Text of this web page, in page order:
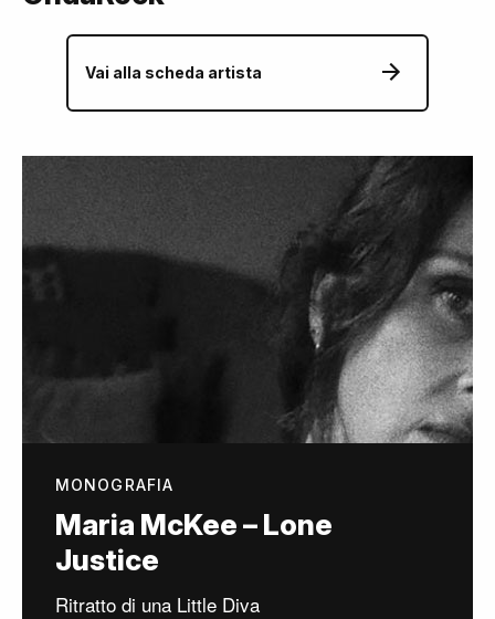
Vai alla scheda artista
MONOGRAFIA
Maria McKee – Lone
Justice
Ritratto di una Little Diva